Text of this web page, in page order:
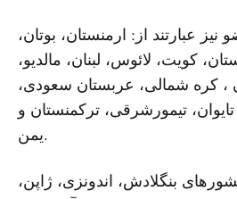
عبارتند از: ارمنستان، بوتان،
کویت، لائوس، لبنان، مالدیو،
، کره شمالی، عربستان سعودی،
تیمورشرقی، ترکمنستان و
یمن.
بنگلادش، اندونزی، ژاپن،